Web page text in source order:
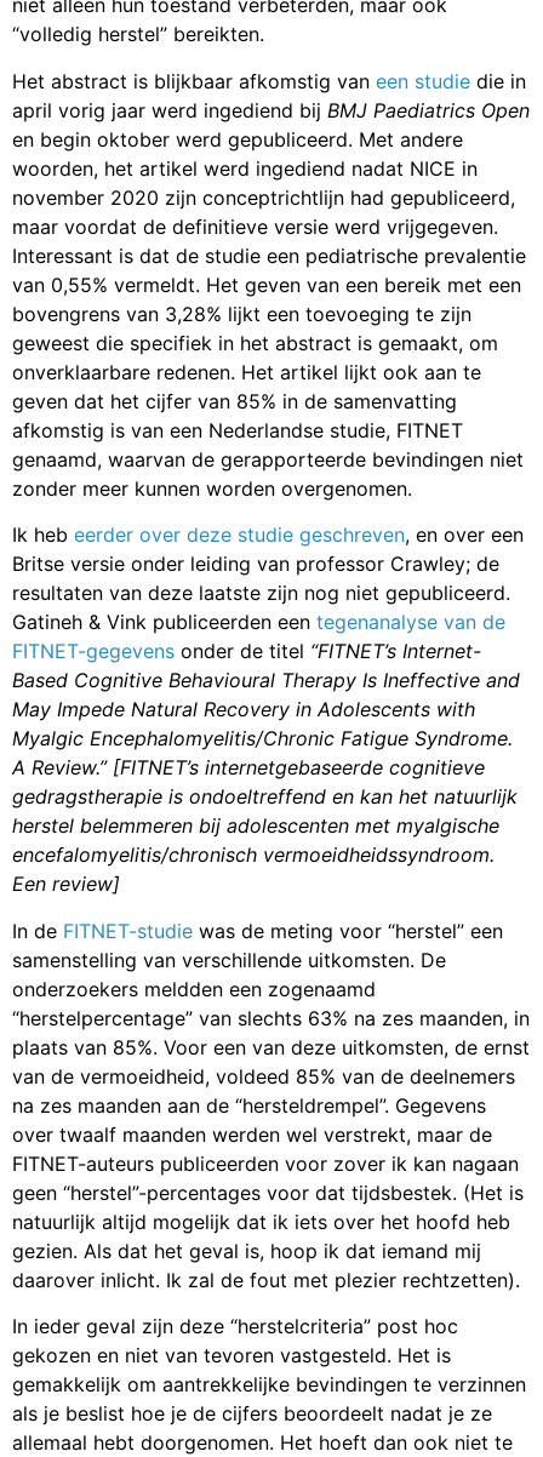
niet alleen hun toestand verbeterden, maar ook
“volledig herstel” bereikten.
Het abstract is blijkbaar afkomstig van een studie die in
april vorig jaar werd ingediend bij BMJ Paediatrics Open
en begin oktober werd gepubliceerd. Met andere
woorden, het artikel werd ingediend nadat NICE in
november 2020 zijn conceptrichtlijn had gepubliceerd,
maar voordat de definitieve versie werd vrijgegeven.
Interessant is dat de studie een pediatrische prevalentie
van 0,55% vermeldt. Het geven van een bereik met een
bovengrens van 3,28% lijkt een toevoeging te zijn
geweest die specifiek in het abstract is gemaakt, om
onverklaarbare redenen. Het artikel lijkt ook aan te
geven dat het cijfer van 85% in de samenvatting
afkomstig is van een Nederlandse studie, FITNET
genaamd, waarvan de gerapporteerde bevindingen niet
zonder meer kunnen worden overgenomen.
Ik heb eerder over deze studie geschreven, en over een
Britse versie onder leiding van professor Crawley; de
resultaten van deze laatste zijn nog niet gepubliceerd.
Gatineh & Vink publiceerden een tegenanalyse van de
FITNET-gegevens onder de titel “FITNET’s Internet-
Based Cognitive Behavioural Therapy Is Ineffective and
May Impede Natural Recovery in Adolescents with
Myalgic Encephalomyelitis/Chronic Fatigue Syndrome.
A Review.” [FITNET’s internetgebaseerde cognitieve
gedragstherapie is ondoeltreffend en kan het natuurlijk
herstel belemmeren bij adolescenten met myalgische
encefalomyelitis/chronisch vermoeidheidssyndroom.
Een review]
In de FITNET-studie was de meting voor “herstel” een
samenstelling van verschillende uitkomsten. De
onderzoekers meldden een zogenaamd
“herstelpercentage” van slechts 63% na zes maanden, in
plaats van 85%. Voor een van deze uitkomsten, de ernst
van de vermoeidheid, voldeed 85% van de deelnemers
na zes maanden aan de “hersteldrempel”. Gegevens
over twaalf maanden werden wel verstrekt, maar de
FITNET-auteurs publiceerden voor zover ik kan nagaan
geen “herstel”-percentages voor dat tijdsbestek. (Het is
natuurlijk altijd mogelijk dat ik iets over het hoofd heb
gezien. Als dat het geval is, hoop ik dat iemand mij
daarover inlicht. Ik zal de fout met plezier rechtzetten).
In ieder geval zijn deze “herstelcriteria” post hoc
gekozen en niet van tevoren vastgesteld. Het is
gemakkelijk om aantrekkelijke bevindingen te verzinnen
als je beslist hoe je de cijfers beoordeelt nadat je ze
allemaal hebt doorgenomen. Het hoeft dan ook niet te